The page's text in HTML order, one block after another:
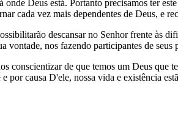
onde Deus está. Portanto precisamos ter
cada vez mais dependentes de Deus, e
descansar no Senhor frente às
vontade, nos fazendo participantes de seus
conscientizar de que temos um Deus que
por causa D'ele, nossa vida e existência